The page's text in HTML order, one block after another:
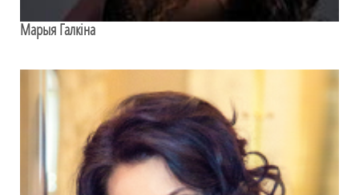
Марыя Галкіна